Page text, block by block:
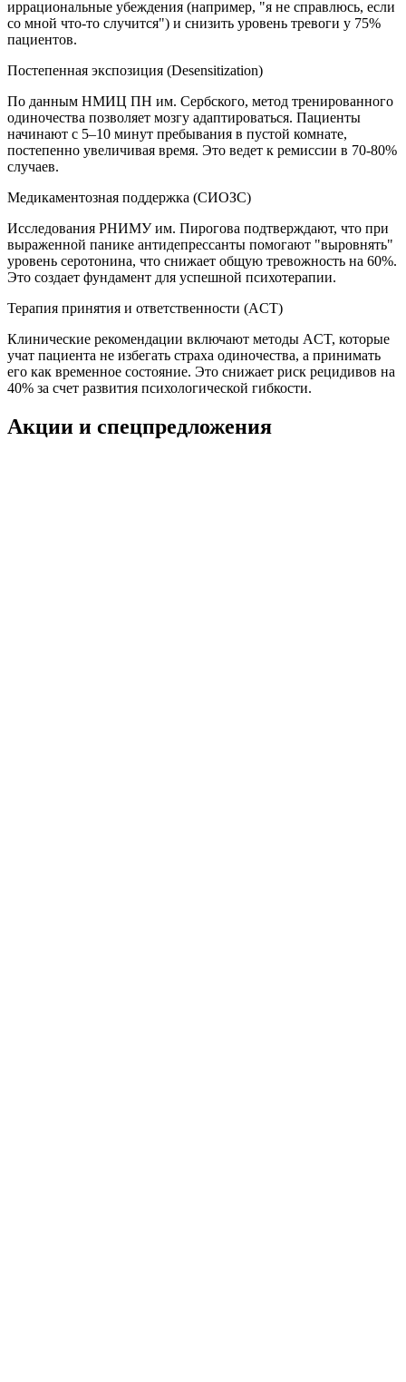
иррациональные убеждения (например, "я не справлюсь, если
со мной что-то случится") и снизить уровень тревоги у 75%
пациентов.
Постепенная экспозиция (Desensitization)
По данным НМИЦ ПН им. Сербского, метод тренированного
одиночества позволяет мозгу адаптироваться. Пациенты
начинают с 5–10 минут пребывания в пустой комнате,
постепенно увеличивая время. Это ведет к ремиссии в 70-80%
случаев.
Медикаментозная поддержка (СИОЗС)
Исследования РНИМУ им. Пирогова подтверждают, что при
выраженной панике антидепрессанты помогают "выровнять"
уровень серотонина, что снижает общую тревожность на 60%.
Это создает фундамент для успешной психотерапии.
Терапия принятия и ответственности (ACT)
Клинические рекомендации включают методы ACT, которые
учат пациента не избегать страха одиночества, а принимать
его как временное состояние. Это снижает риск рецидивов на
40% за счет развития психологической гибкости.
Акции и спецпредложения